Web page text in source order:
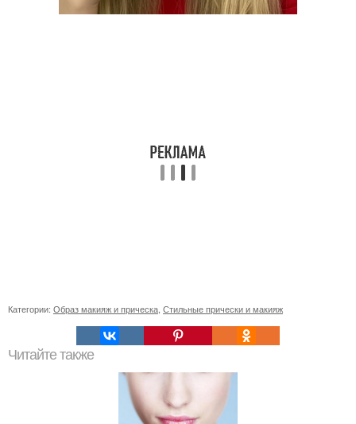
Категории: Образ макияж и прическа, Стильные прически и макияж
Читайте также